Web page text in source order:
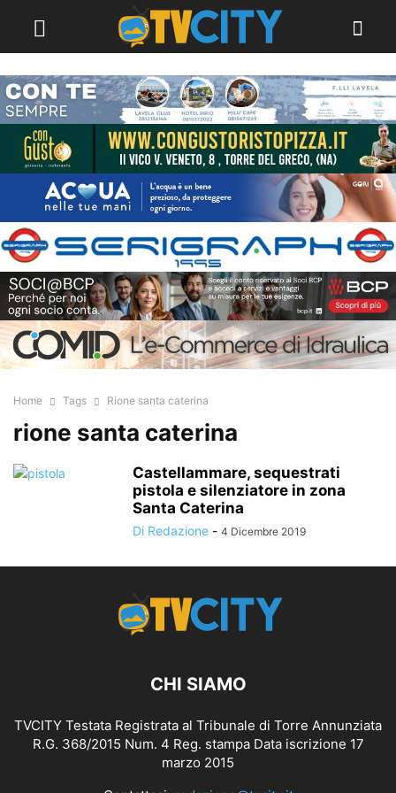
Home Tags Rione santa caterina
rione santa caterina
Castellammare, sequestrati
pistola e silenziatore in zona
Santa Caterina
Di Redazione - 4 Dicembre 2019
CHI SIAMO
TVCITY Testata Registrata al Tribunale di Torre Annunziata
R.G. 368/2015 Num. 4 Reg. stampa Data iscrizione 17
marzo 2015